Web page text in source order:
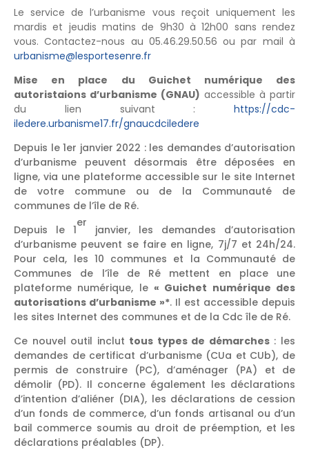
Le service de l’urbanisme vous reçoit uniquement les
mardis et jeudis matins de 9h30 à 12h00 sans rendez
vous. Contactez-nous au 05.46.29.50.56 ou par mail à
urbanisme@lesportesenre.fr
Mise en place du Guichet numérique des
autoristaions d’urbanisme (GNAU) accessible à partir
du lien suivant : https://cdc-
iledere.urbanisme17.fr/gnaucdciledere
Depuis le 1er janvier 2022 : les demandes d’autorisation
d’urbanisme peuvent désormais être déposées en
ligne, via une plateforme accessible sur le site Internet
de votre commune ou de la Communauté de
communes de l’île de Ré.
Depuis le 1
er
janvier, les demandes d’autorisation
d’urbanisme peuvent se faire en ligne, 7j/7 et 24h/24.
Pour cela, les 10 communes et la Communauté de
Communes de l’île de Ré mettent en place une
plateforme numérique, le « Guichet numérique des
autorisations d’urbanisme »*. Il est accessible depuis
les sites Internet des communes et de la Cdc île de Ré.
Ce nouvel outil inclut tous types de démarches: les
demandes de certificat d’urbanisme (CUa et CUb), de
permis de construire (PC), d’aménager (PA) et de
démolir (PD). Il concerne également les déclarations
d’intention d’aliéner (DIA), les déclarations de cession
d’un fonds de commerce, d’un fonds artisanal ou d’un
bail commerce soumis au droit de préemption, et les
déclarations préalables (DP).